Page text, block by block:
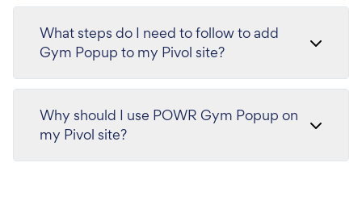
What steps do I need to follow to add
Gym Popup to my Pivol site?
Why should I use POWR Gym Popup on
my Pivol site?